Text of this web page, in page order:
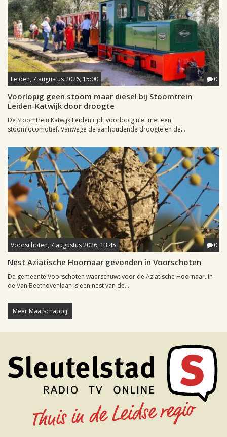
Leiden, 7 augustus 2026, 15:00 0
Voorlopig geen stoom maar diesel bij Stoomtrein
Leiden-Katwijk door droogte
De Stoomtrein Katwijk Leiden rijdt voorlopig niet met een
stoomlocomotief. Vanwege de aanhoudende droogte en de...
Voorschoten, 7 augustus 2026, 13:45 0
Nest Aziatische Hoornaar gevonden in Voorschoten
De gemeente Voorschoten waarschuwt voor de Aziatische Hoornaar. In
de Van Beethovenlaan is een nest van de...
Meer Maatschappij